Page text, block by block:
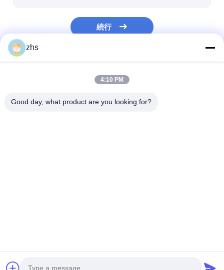
続行
zhs
4:10 PM
Good day, what product are you looking for?